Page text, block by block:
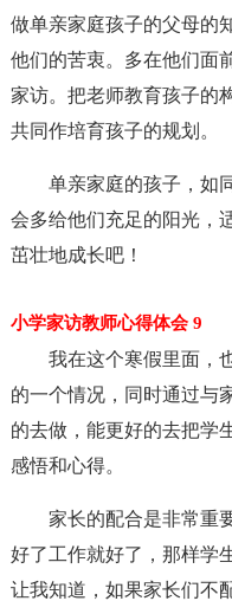
做单亲家庭孩子的父母的
他们的苦衷。多在他们面
家访。把老师教育孩子的
共同作培育孩子的规划。
单亲家庭的孩子，如
会多给他们充足的阳光，
茁壮地成长吧！
小学家访教师心得体会 9
我在这个寒假里面，
的一个情况，同时通过与
的去做，能更好的去把学
感悟和心得。
家长的配合是非常重
好了工作就好了，那样学
让我知道，如果家长们不